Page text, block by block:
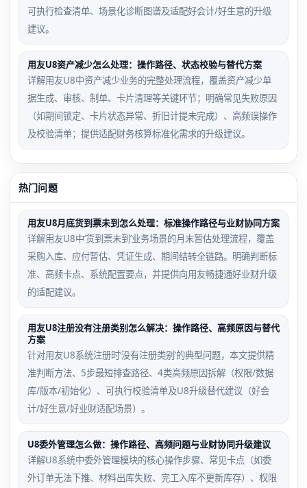
可执行检查清单、场景化诊断图谱及适配好会计/好生意的升级
建议。
用友U8资产减少怎么处理：操作路径、状态校验与替代方案
详解用友U8中资产减少业务的完整处理流程，覆盖资产减少单
据生成、审核、制单、卡片清理等关键环节；明确常见失败原因
（如期间锁定、卡片状态异常、折旧计提未完成）、高频误操作
及校验清单；提供适配财务核算标准化需求的升级建议。
热门问题
用友U8月底货到票未到怎么处理：标准操作路径与业财协同方案
详解用友U8中‘货到票未到’业务场景的月末暂估处理流程，覆盖
采购入库、应付暂估、凭证生成、期间结转全链路。明确判断标
准、高频卡点、系统配置要点，并提供向用友畅捷通好业财升级
的适配建议。
用友U8注册没有注册类别怎么解决：操作路径、高频原因与替代
方案
针对用友U8系统注册时‘没有注册类别’的典型问题，本文提供精
准判断方法、5步最短排查路径、4类高频原因拆解（权限/数据
库/版本/初始化）、可执行校验清单及U8升级替代建议（好会
计/好生意/好业财适配场景）。
U8委外管理怎么做：操作路径、高频问题与业财协同升级建议
详解U8系统中委外管理模块的核心操作步骤、常见卡点（如委
外订单无法下推、材料出库失败、完工入库不更新库存）、权限